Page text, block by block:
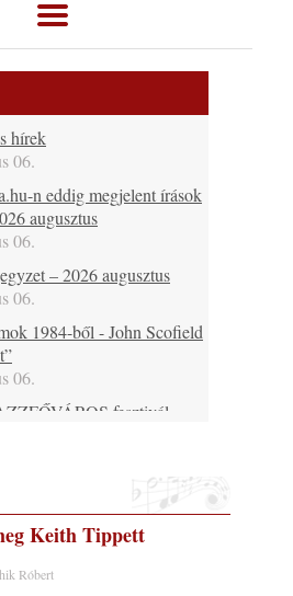
hírek
06.
n eddig megjelent írások
augusztus
06.
– 2026 augusztus
06.
1984-ből - John Scofield
06.
fesztivál,
05.
– 541. rész: Juhász
05.
Keith Tippett
Róbert